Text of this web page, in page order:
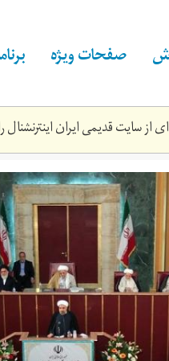
صفحات ویژه
سایت قدیمی ایران